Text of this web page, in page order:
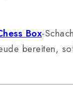
Box-
bereiten,